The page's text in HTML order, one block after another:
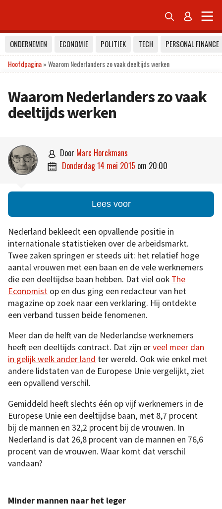
 
ONDERNEMEN ECONOMIE POLITIEK TECH
PERSONAL FINANCE
Hoofdpagina»Waarom Nederlanders zo vaak deeltijds werken
Waarom Nederlanders zo vaak
deeltijds werken
 door Marc Horckmans
 donderdag 14 mei 2015 om 20:00
Lees voor
Nederland bekleedt een opvallende positie in
internationale statistieken over de arbeidsmarkt.
Twee zaken springen er steeds uit: het relatief hoge
aantal vrouwen met een baan en de vele werknemers
die een deeltijdse baan hebben. Dat viel ook The
Economist op en dus ging een redacteur van het
magazine op zoek naar een verklaring. Hij ontdekte
een verband tussen beide fenomenen.
Meer dan de helft van de Nederlandse werknemers
heeft een deeltijds contract. Dat zijn erveel meer dan
in gelijk welk ander land ter wereld. Ook wie enkel met
andere lidstaten van de Europese Unie vergelijkt, ziet
een opvallend verschil.
Gemiddeld heeft slechts één op vijf werknemers in de
Europese Unie een deeltijdse baan, met 8,7 procent
bij de mannen en 32,2 procent bij de vrouwen. In
Nederland is dat 26,8 procent van de mannen en 76,6
procent van de vrouwen. Waar komt dat verschil
vandaan?
Minder mannen naar het leger